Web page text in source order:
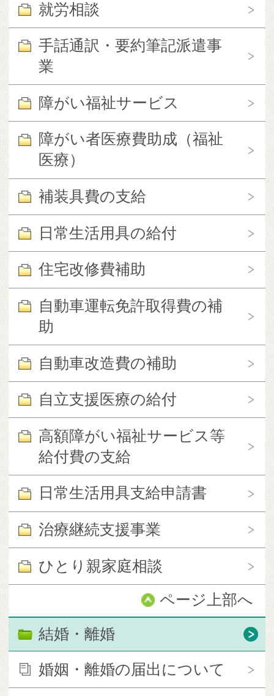
就労相談
手話通訳・要約筆記派遣事
業
障がい福祉サービス
障がい者医療費助成（福祉
医療）
補装具費の支給
日常生活用具の給付
住宅改修費補助
自動車運転免許取得費の補
助
自動車改造費の補助
自立支援医療の給付
高額障がい福祉サービス等
給付費の支給
日常生活用具支給申請書
治療継続支援事業
ひとり親家庭相談
ページ上部へ
結婚・離婚
婚姻・離婚の届出について